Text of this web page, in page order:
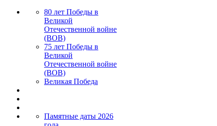
80 лет Победы в
Великой
Отечественной войне
(ВОВ)
75 лет Победы в
Великой
Отечественной войне
(ВОВ)
Великая Победа
Памятные даты 2026